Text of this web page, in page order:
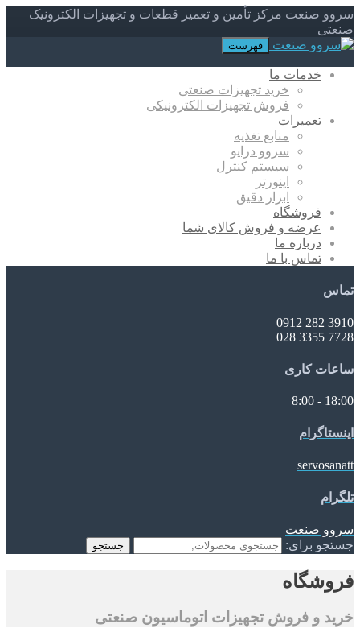
سروو صنعت مرکز تأمین و تعمیر قطعات و تجهیزات الکترونیک
صنعتی
فهرست
خدمات ما
خرید تجهیزات صنعتی
فروش تجهیزات الکترونیکی
تعمیرات
منابع تغذیه
سروو درایو
سیستم کنترل
اینورتر
ابزار دقیق
فروشگاه
عرضه و فروش کالای شما
درباره ما
تماس با ما
تماس
3910 282 0912
7728 3355 028
ساعات کاری
18:00 - 8:00
اینستاگرام
servosanatt
تلگرام
سروو صنعت
جستجو برای:
جستجو
فروشگاه
خرید و فروش تجهیزات اتوماسیون صنعتی